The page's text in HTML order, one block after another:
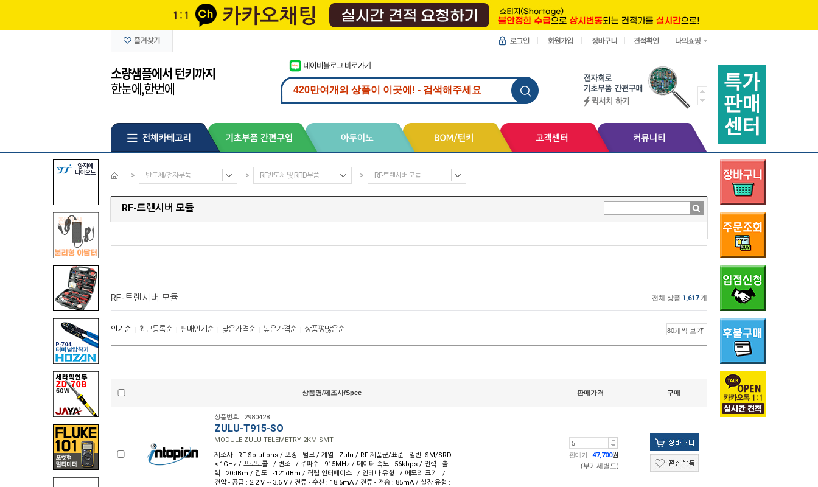
> 반도체/전자부품 > RF반도체 및 RFID부품 > RF-트랜시버 모듈
RF-트랜시버 모듈
RF-트랜시버 모듈 전체 상품 1,617개
인기순| 최근등록순| 판매인기순| 낮은가격순| 높은가격순| 상품평많은순
상품명/제조사/Spec 판매가격 구매
상품번호 : 2980428
ZULU-T915-SO
MODULE ZULU TELEMETRY 2KM SMT
제조사 : RF Solutions / 포장 : 벌크 / 계열 : Zulu / RF 제품군/표준 : 일반 ISM/SRD
< 1GHz / 프로토콜 : / 변조 : / 주파수 : 915MHz / 데이터 속도 : 56kbps / 전력 - 출
력 : 20dBm / 감도 : -121dBm / 직렬 인터페이스 : / 안테나 유형 : / 메모리 크기 : /
전압 - 공급 : 2.2 V ~ 3.6 V / 전류 - 수신 : 18.5mA / 전류 - 전송 : 85mA / 실장 유형 :
판매가 47,700원
(부가세별도)